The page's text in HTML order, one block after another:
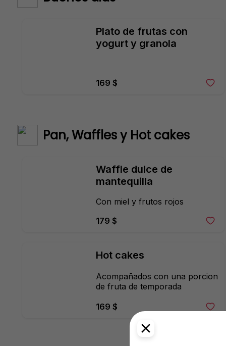
Plato de frutas con
yogurt y granola
169 $
Pan, Waffles y Hot cakes
Waffle dulce de
mantequilla
Con miel y frutos rojos
179 $
Hot cakes
Acompañados con una porcion
de fruta de temporada
169 $